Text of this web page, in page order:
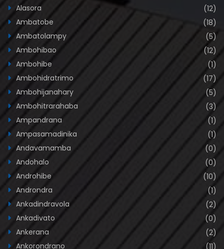
Alasora
(12)
Ambatobe
(18)
Ambatolampy
(5)
Ambohibao
(12)
Ambohibe
(1)
Ambohidratrimo
(17)
Ambohijanahary
(5)
Ambohitrarahaba
(3)
Ampandrana
(1)
Ampasamadinika
(1)
Andavamamba
(0)
Andohalo
(0)
Androhibe
(10)
Androndra
(1)
Ankadindravola
(2)
Ankadivato
(0)
Ankerana
(2)
Ankorondrano
(11)